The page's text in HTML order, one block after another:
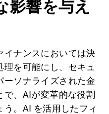
影響を与え
イナンスにおいては決
を可能にし、セキュ
ーソナライズされた金
、AIが変革的な役割
。AI を活用したフィ